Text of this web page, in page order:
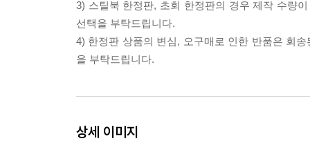
3) 스틸북 한정판, 초회 한정판의 경우 제작 수량
선택을 부탁드립니다.
4) 한정판 상품의 변심, 오구매로 인한 반품은 회
을 부탁드립니다.
상세 이미지